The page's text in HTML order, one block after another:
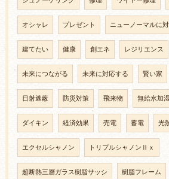
オシャレ プレゼント ニューノーマルに
建てたい 健康 創エネ レジリエンス
未来につながる 未来に対応する 賢い家
日射遮蔽 防災対策 飛来物 無給水加
ダイキン 経済効果 売電 蓄電 光
エクセルシャノン トリプルシャノンⅡｘ
超断熱三層ガラス樹脂サッシ 樹脂フレーム